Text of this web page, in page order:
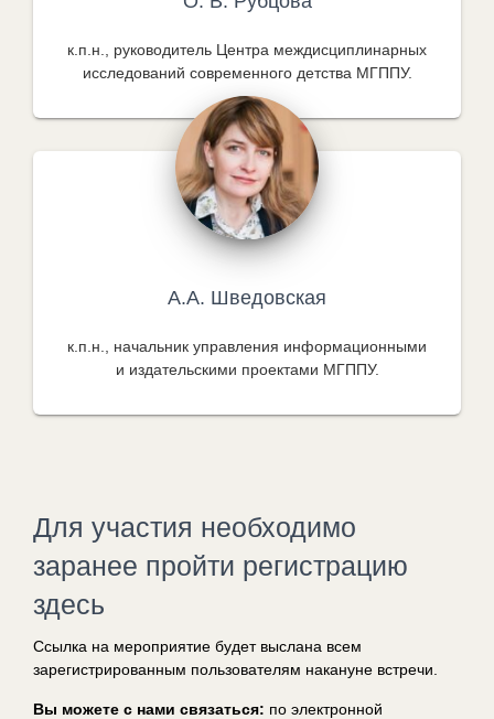
к.п.н., руководитель Центра междисциплинарных
исследований современного детства МГППУ.
А.А. Шведовская
к.п.н., начальник управления информационными
и издательскими проектами МГППУ.
Для участия необходимо
заранее пройти регистрацию
здесь
Ссылка на мероприятие будет выслана всем
зарегистрированным пользователям накануне встречи.
Вы можете с нами связаться: по электронной